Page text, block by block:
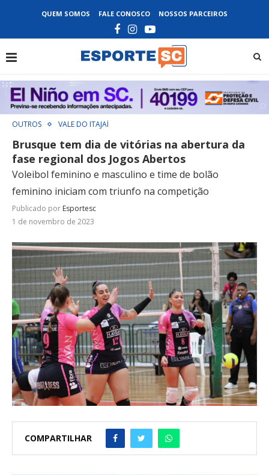
QUEM SOMOS FALE CONOSCO NOSSOS PARCEIROS
OUTROS VALE DO ITAJAÍ
Brusque tem dia de vitórias na abertura da
fase regional dos Jogos Abertos
Voleibol feminino e masculino e time de bolão
feminino iniciam com triunfo na competição
Publicado por Esportesc
1 de novembro de 2023
COMPARTILHAR